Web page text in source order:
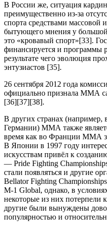
В России же, ситуация
преимущественно из-за
спорта средствами
бытующего мнения у
это «кровавый спорт»[33].
финансируется и программы
результате чего эволюция
энтузиастов [35].
26 сентября 2012 года
официально признала ММА
[36][37][38].
В других странах
Германии) ММА также
время как во Франции ММА
В Японии в 1997 году
искусствам привёл к
— Pride Fighting
стали появляться и другие
Bellator Fighting
M-1 Global, однако, в
некоторые из них потерпели
другие были вынуждены
популярностью и